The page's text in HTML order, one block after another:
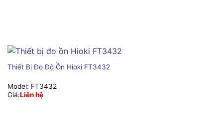
Thiết Bị Đo Độ Ồn Hioki FT3432
Model: FT3432
Giá:Liên hệ